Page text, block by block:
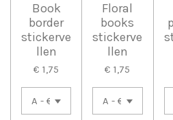
Book
border
stickerve
llen
€ 1,75
Floral
books
stickerve
llen
€ 1,75